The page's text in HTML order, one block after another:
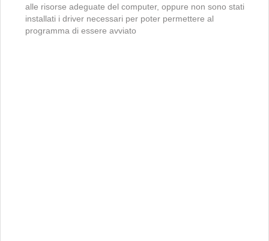
alle risorse adeguate del computer, oppure non sono stati
installati i driver necessari per poter permettere al
programma di essere avviato